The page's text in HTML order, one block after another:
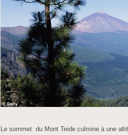
Le sommet du Mont Teide culmine à une